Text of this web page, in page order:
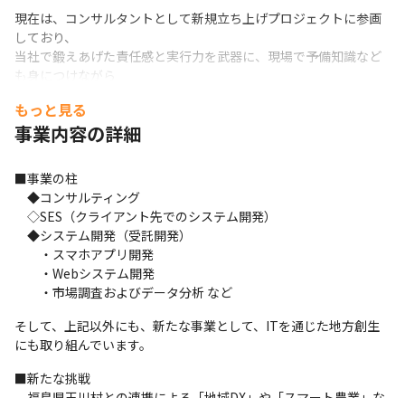
現在は、コンサルタントとして新規立ち上げプロジェクトに参画
しており、
当社で鍛えあげた責任感と実行力を武器に、現場で予備知識など
も身につけながら
ています。
■技術も、マネジメントも。どちらも手放さないキャリアへ
「マネジメントに進むと、技術から離れてしまう」
「意思決定に関わりたいが、レイヤーが遠い」
そんなジレンマを感じていませんか？
当社では、技術とマネジメントを両立しながら、裁量を持ってプ
ロジェクトを動かす。
そんなキャリアを実現できます。
キャリアは、本人の意志をもとに一緒に設計しますが、会社に委
ねるものではありません。
あくまであなたの志向と意欲次第。
もっと見る
事業内容の詳細
■事業の柱
◆コンサルティング
◇SES（クライアント先でのシステム開発）
◆システム開発（受託開発）
・スマホアプリ開発
・Webシステム開発
・市場調査およびデータ分析 など
そして、上記以外にも、新たな事業として、ITを通じた地方創生
にも取り組んでいます。
■新たな挑戦